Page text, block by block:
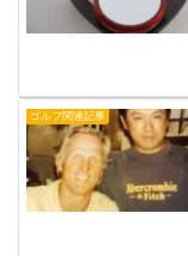
ゴルフ関連記事